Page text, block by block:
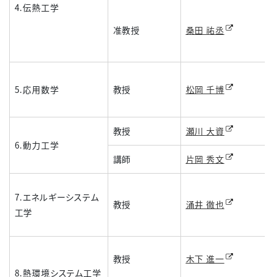
4.伝熱工学
准教授 桑田 祐丞
5.応用数学 教授 松岡 千博
6.動力工学
教授 瀬川 大資
講師 片岡 秀文
7.エネルギーシステム
工学
教授 涌井 徹也
8.熱環境システム工学
教授 木下 進一